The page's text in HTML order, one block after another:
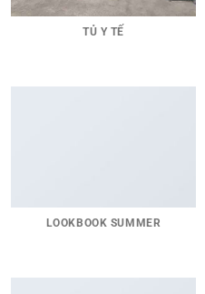
TỦ Y TẾ
LOOKBOOK SUMMER